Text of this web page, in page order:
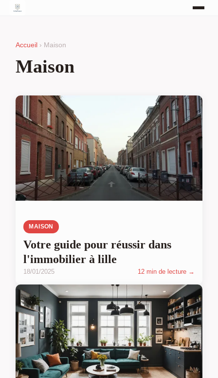
Accueil › Maison
Maison
MAISON
Votre guide pour réussir dans
l'immobilier à lille
18/01/2025 12 min de lecture →